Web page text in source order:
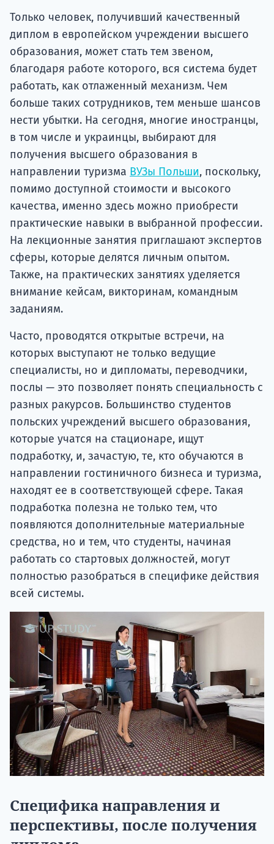
Только человек, получивший качественный
диплом в европейском учреждении высшего
образования, может стать тем звеном,
благодаря работе которого, вся система будет
работать, как отлаженный механизм. Чем
больше таких сотрудников, тем меньше шансов
нести убытки. На сегодня, многие иностранцы,
в том числе и украинцы, выбирают для
получения высшего образования в
направлении туризма ВУЗы Польши, поскольку,
помимо доступной стоимости и высокого
качества, именно здесь можно приобрести
практические навыки в выбранной профессии.
На лекционные занятия приглашают экспертов
сферы, которые делятся личным опытом.
Также, на практических занятиях уделяется
внимание кейсам, викторинам, командным
заданиям.
Часто, проводятся открытые встречи, на
которых выступают не только ведущие
специалисты, но и дипломаты, переводчики,
послы — это позволяет понять специальность с
разных ракурсов. Большинство студентов
польских учреждений высшего образования,
которые учатся на стационаре, ищут
подработку, и, зачастую, те, кто обучаются в
направлении гостиничного бизнеса и туризма,
находят ее в соответствующей сфере. Такая
подработка полезна не только тем, что
появляются дополнительные материальные
средства, но и тем, что студенты, начиная
работать со стартовых должностей, могут
полностью разобраться в специфике действия
всей системы.
Специфика направления и
перспективы, после получения